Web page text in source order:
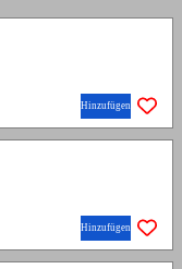
Hinzufügen
Hinzufügen